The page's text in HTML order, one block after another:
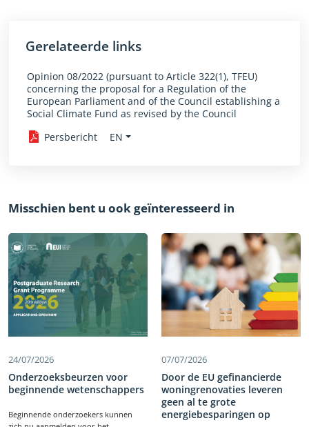
Gerelateerde links
Opinion 08/2022 (pursuant to Article 322(1), TFEU)
concerning the proposal for a Regulation of the
European Parliament and of the Council establishing a
Social Climate Fund as revised by the Council
Persbericht
EN
Misschien bent u ook geïnteresseerd in
24/07/2026
Onderzoeksbeurzen voor
beginnende wetenschappers
Beginnende onderzoekers kunnen
07/07/2026
Door de EU gefinancierde
woningrenovaties leveren
geen al te grote
energiebesparingen op